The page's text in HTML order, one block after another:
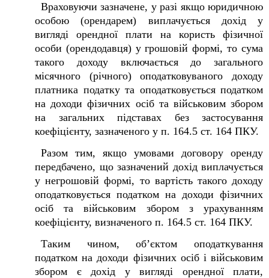
Враховуючи зазначене, у разі якщо юридичною
особою (орендарем) виплачується дохід у
вигляді орендної плати на користь фізичної
особи (орендодавця) у грошовій формі, то сума
такого доходу включається до загального
місячного (річного) оподатковуваного доходу
платника податку та оподатковується податком
на доходи фізичних осіб та військовим збором
на загальних підставах без застосування
коефіцієнту, зазначеного у п. 164.5 ст. 164 ПКУ.
Разом тим, якщо умовами договору оренду
передбачено, що зазначений дохід виплачується
у негрошовій формі, то вартість такого доходу
оподатковується податком на доходи фізичних
осіб та військовим збором з урахуванням
коефіцієнту, визначеного п. 164.5 ст. 164 ПКУ.
Таким чином, об’єктом оподаткування
податком на доходи фізичних осіб і військовим
збором є дохід у вигляді орендної плати,